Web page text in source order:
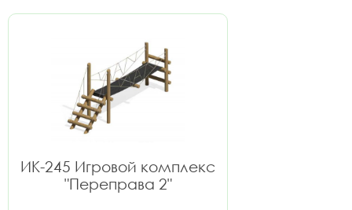
ИК-245 Игровой комплекс
"Переправа 2"